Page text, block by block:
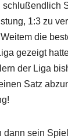
schlußendlich
1:3 zu
die
gezeigt
der Liga
Satz
dann sein